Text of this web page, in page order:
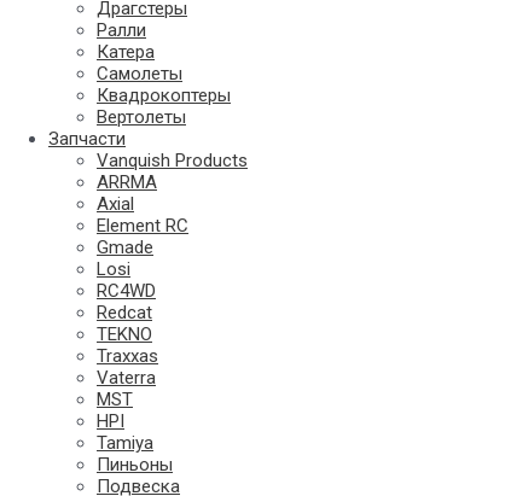
Драгстеры
Ралли
Катера
Самолеты
Квадрокоптеры
Вертолеты
Запчасти
Vanquish Products
ARRMA
Axial
Element RC
Gmade
Losi
RC4WD
Redcat
TEKNO
Traxxas
Vaterra
MST
HPI
Tamiya
Пиньоны
Подвеска